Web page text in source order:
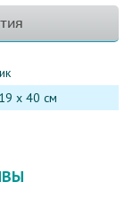
х 40 см